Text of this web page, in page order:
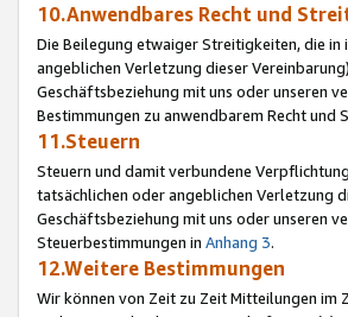
10.Anwendbares Recht und
Die Beilegung etwaiger Streitigkeiten, die
angeblichen Verletzung dieser
Geschäftsbeziehung mit uns oder unseren
Bestimmungen zu anwendbarem Recht und
11.Steuern
Steuern und damit verbundene
tatsächlichen oder angeblichen Verletzung
Geschäftsbeziehung mit uns oder unseren
Steuerbestimmungen in Anhang 3.
12.Weitere Bestimmungen
Wir können von Zeit zu Zeit Mitteilungen im